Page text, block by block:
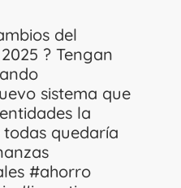
del
? Tengan
sistema que
la
quedaría
#ahorro